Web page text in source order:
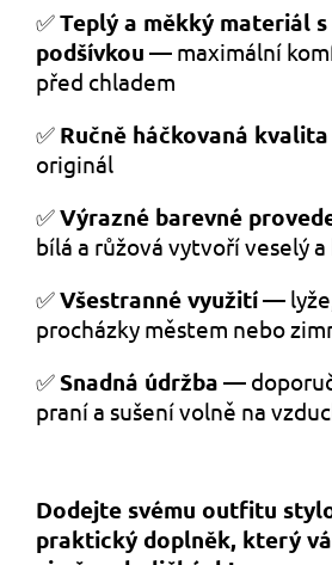
✅Teplý a měkký materiál
podšívkou — maximální
před chladem
✅ Ručně háčkovaná kvalita
originál
✅Výrazné barevné
bílá a růžová vytvoří veselý
✅Všestranné využití—
procházky městem nebo
✅Snadná údržba —
praní a sušení volně na
Dodejte svému outfitu
praktický doplněk, který